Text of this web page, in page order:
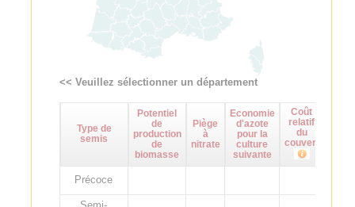
<< Veuillez sélectionner un département
Type de
semis
Potentiel
de
production
de
biomasse
Piège
à
nitrate
Economie
d'azote
pour la
culture
suivante
Coût
relatif
du
couvert
Précoce